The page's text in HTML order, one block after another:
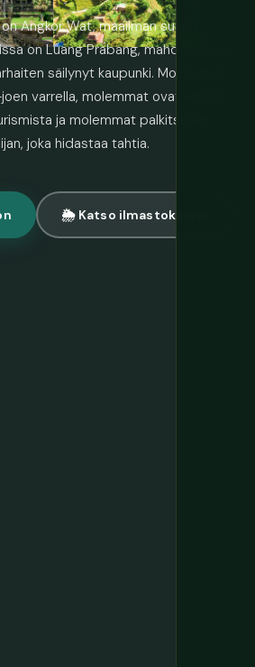
Angkor Wat, maailman suurin
on Luang Prabang, mahdollisesti
säilynyt kaupunki. Molemmat
varrella, molemmat ovat aidosti
ja molemmat palkitsevat
joka hidastaa tahtia.
🌦 Katso ilmastokaavio